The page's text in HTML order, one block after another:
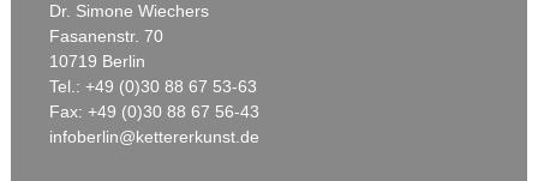
Auktion 261 - Lot 28
A. WEISGERBER
Männlicher Akt, sitzend im Wald, mit Hut und Bogen , 1909
Ergebnis:€ 8.232
Ergebnis:
Dr. Simone Wiechers
Fasanenstr. 70
10719 Berlin
Tel.: +49 (0)30 88 67 53-63
Fax: +49 (0)30 88 67 56-43
infoberlin@kettererkunst.de